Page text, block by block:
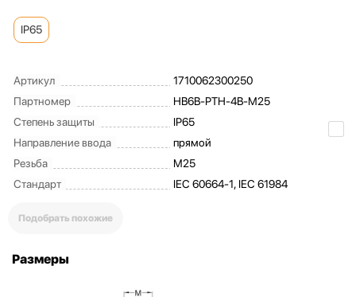
IP65
Артикул
1710062300250
Партномер
HB6B-PTH-4B-M25
Степень защиты
IP65
Направление ввода
прямой
Резьба
M25
Стандарт
IEC 60664-1, IEC 61984
Подобрать похожие
Размеры